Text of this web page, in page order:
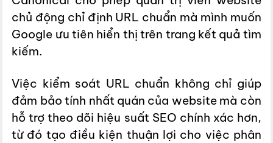
chủ động chỉ định URL chuẩn mà mình muốn
Google ưu tiên hiển thị trên trang kết quả tìm
kiếm.
Việc kiểm soát URL chuẩn không chỉ giúp
đảm bảo tính nhất quán của website mà còn
hỗ trợ theo dõi hiệu suất SEO chính xác hơn,
từ đó tạo điều kiện thuận lợi cho việc phân